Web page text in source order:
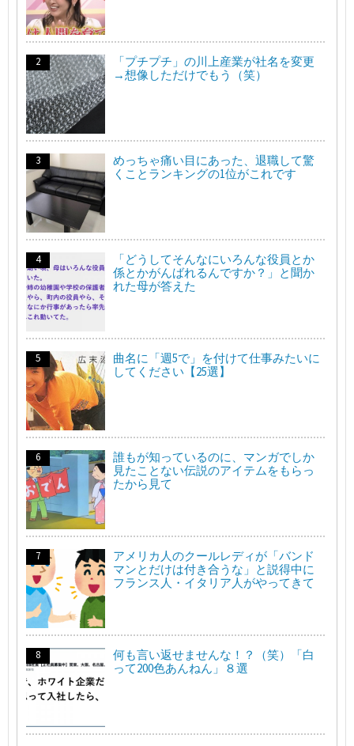
「プチプチ」の川上産業が社名を変更
→想像しただけでもう（笑）
めっちゃ痛い目にあった、退職して驚
くことランキングの1位がこれです
「どうしてそんなにいろんな役員とか
係とかがんばれるんですか？」と聞か
れた母が答えた
曲名に「週5で」を付けて仕事みたいに
してください【25選】
誰もが知っているのに、マンガでしか
見たことない伝説のアイテムをもらっ
たから見て
アメリカ人のクールレディが「バンド
マンとだけは付き合うな」と説得中に
フランス人・イタリア人がやってきて
何も言い返せませんな！？（笑）「白
って200色あんねん」８選